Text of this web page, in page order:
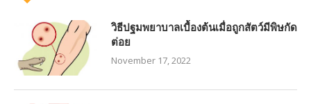
วิธีปฐมพยาบาลเบื้องต้นเมื่อถูกสัตว์มีพิษกัด
ต่อย
November 17, 2022